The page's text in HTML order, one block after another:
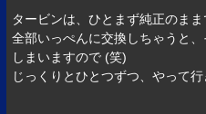
タービンは、ひとまず純正のまま
全部いっぺんに交換しちゃうと
しまいますので (笑)
じっくりとひとつずつ、やって行